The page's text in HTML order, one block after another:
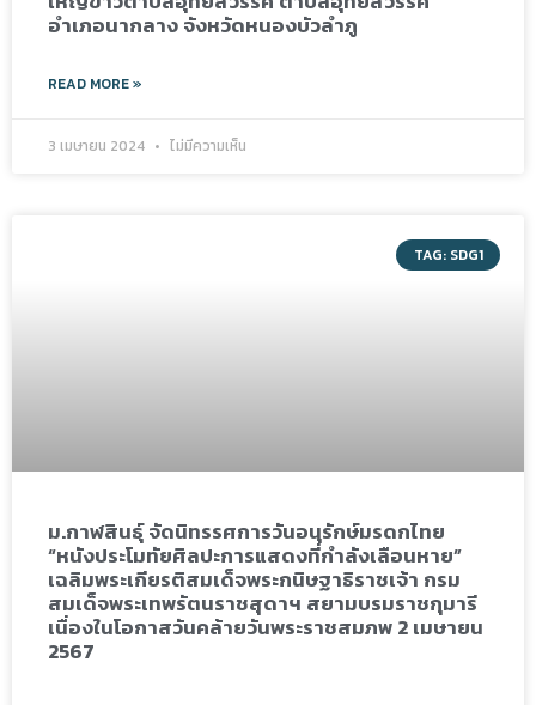
อำเภอนากลาง จังหวัดหนองบัวลำภู
READ MORE »
3 เมษายน 2024 ไม่มีความเห็น
TAG: SDG1
ม.กาฬสินธุ์ จัดนิทรรศการวันอนุรักษ์มรดกไทย
“หนังประโมทัยศิลปะการแสดงที่กำลังเลือนหาย”
เฉลิมพระเกียรติสมเด็จพระกนิษฐาธิราชเจ้า กรม
สมเด็จพระเทพรัตนราชสุดาฯ สยามบรมราชกุมารี
เนื่องในโอกาสวันคล้ายวันพระราชสมภพ 2 เมษายน
2567